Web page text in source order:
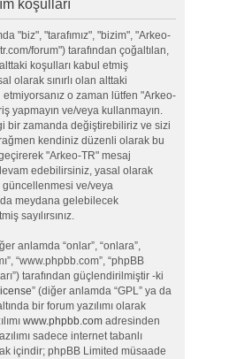
koşulları
"biz", "tarafımız", "bizim", "Arkeo-
forum") tarafından çoğaltılan,
koşulları kabul etmiş
olarak sınırlı olan alttaki
o zaman lütfen "Arkeo-
yapmayın ve/veya kullanmayın.
bir zamanda değiştirebiliriz ve sizi
kendiniz düzenli olarak bu
"Arkeo-TR" mesaj
edebilirsiniz, yasal olarak
güncellenmesi ve/veya
meydana gelebilecek
sayılırsınız.
anlamda “onlar”, “onlara”,
“www.phpbb.com”, “phpBB
tarafından güçlendirilmiştir -ki
” (diğer anlamda “GPL” ya da
bir forum yazılımı olarak
www.phpbb.comadresinden
sadece internet tabanlı
içindir; phpBB Limited müsaade